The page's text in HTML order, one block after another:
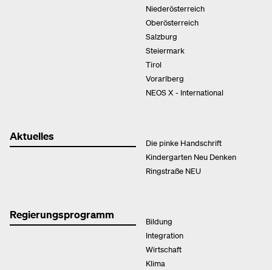
Niederösterreich
Oberösterreich
Salzburg
Steiermark
Tirol
Vorarlberg
NEOS X - International
Aktuelles
Die pinke Handschrift
Kindergarten Neu Denken
Ringstraße NEU
Regierungsprogramm
Bildung
Integration
Wirtschaft
Klima